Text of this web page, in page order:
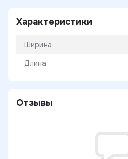
Характеристики
Ширина
Длина
Отзывы